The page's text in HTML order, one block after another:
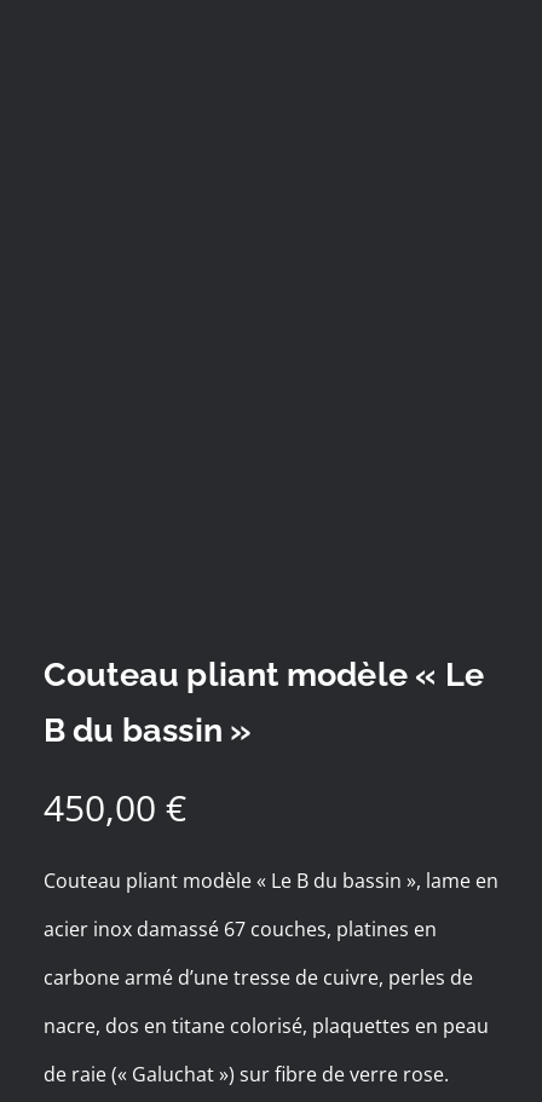
Couteau pliant modèle « Le
B du bassin »
450,00 €
Couteau pliant modèle « Le B du bassin », lame en
acier inox damassé 67 couches, platines en
carbone armé d’une tresse de cuivre, perles de
nacre, dos en titane colorisé, plaquettes en peau
de raie (« Galuchat ») sur fibre de verre rose.